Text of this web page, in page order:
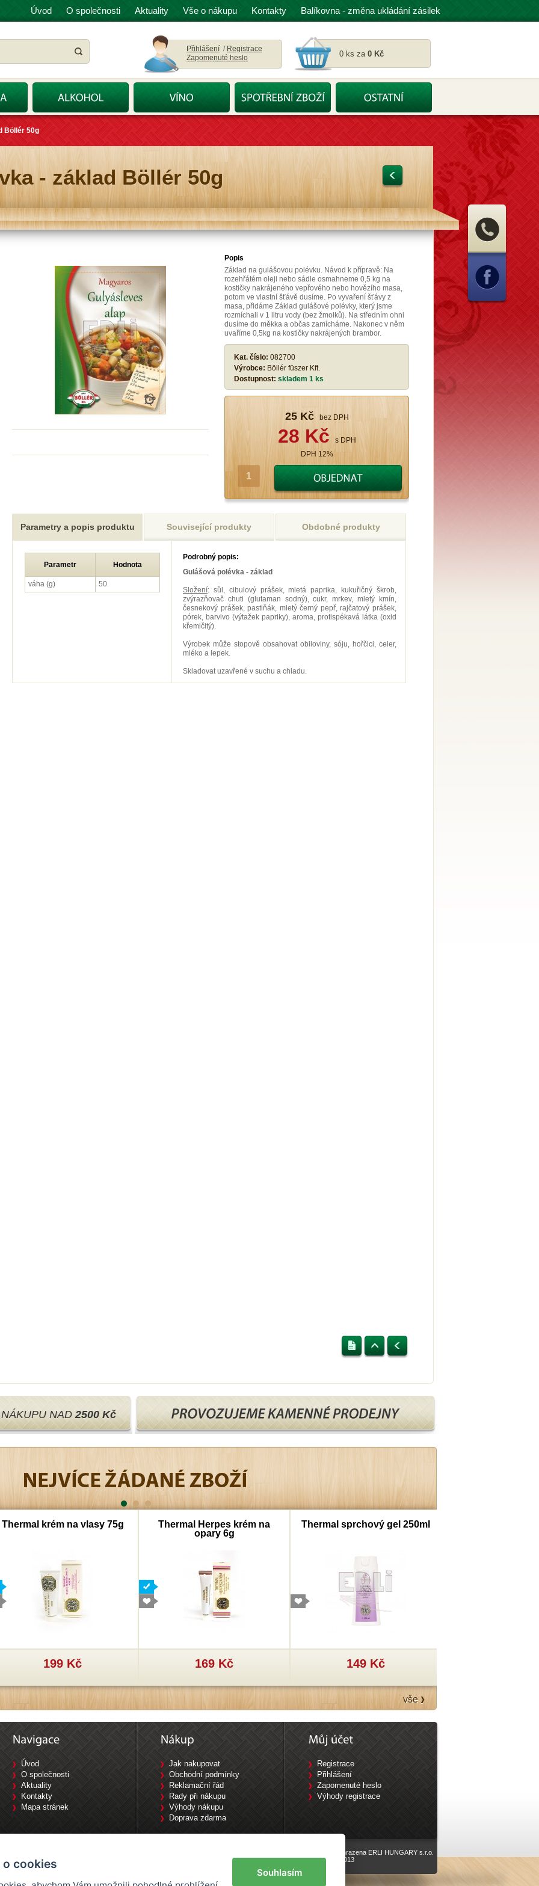
Úvod O společnosti Aktuality Vše o nákupu Kontakty Balíkovna - změna ukládání zásilek
Přihlášení / Registrace
Zapomenuté heslo
0 ks za 0 Kč
Böllér 50g
- základ Böllér 50g
Popis
Základ na gulášovou polévku. Návod k přípravě: Na
rozehřátém oleji nebo sádle osmahneme 0,5 kg na
kostičky nakrájeného vepřového nebo hovězího masa,
potom ve vlastní šťávě dusíme. Po vyvaření šťávy z
masa, přidáme Základ gulášové polévky, který jsme
rozmíchali v 1 litru vody (bez žmolků). Na středním ohni
dusíme do měkka a občas zamícháme. Nakonec v něm
uvaříme 0,5kg na kostičky nakrájených brambor.
Kat. číslo: 082700
Výrobce: Böllér füszer Kft.
Dostupnost: skladem 1 ks
25 Kč bez DPH
28 Kč s DPH
DPH 12%
Parametry a popis produktu Související produkty Obdobné produkty
Parametr Hodnota
váha (g) 50
Podrobný popis:
Gulášová polévka - základ
Složení: sůl, cibulový prášek, mletá paprika, kukuřičný škrob,
zvýrazňovač chuti (glutaman sodný), cukr, mrkev, mletý kmín,
česnekový prášek, pastiňák, mletý černý pepř, rajčatový prášek,
pórek, barvivo (výtažek papriky), aroma, protispékavá látka (oxid
křemičitý).
Výrobek může stopově obsahovat obiloviny, sóju, hořčici, celer,
mléko a lepek.
Skladovat uzavřené v suchu a chladu.
NAD2500 Kč
Thermal krém na vlasy 75g
199 Kč
Thermal Herpes krém na
opary 6g
169 Kč
Thermal sprchový gel 250ml
149 Kč
vše
Úvod
O společnosti
Aktuality
Kontakty
Mapa stránek
Jak nakupovat
Obchodní podmínky
Reklamační řád
Rady při nákupu
Výhody nákupu
Doprava zdarma
Registrace
Přihlášení
Zapomenuté heslo
Výhody registrace
Tyršova 1840/10, 702 00 Ostrava / Tel: 733 644 777
Všechna práva vyhrazena ERLI HUNGARY s.r.o.
vyrobiloEline.cz , 2013
cookies
Souhlasím